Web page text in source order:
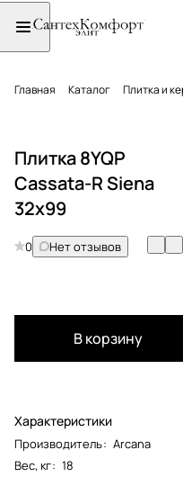
Главная Каталог Плитка и
Плитка 8YQP
Cassata-R Siena
32x99
0 Нет отзывов
В корзину
Характеристики
Производитель: Arcana
Вес, кг: 18